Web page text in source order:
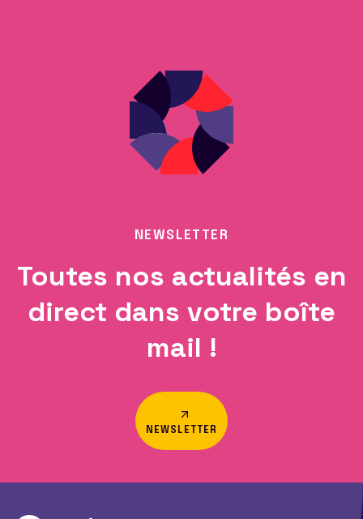
NEWSLETTER
Toutes nos actualités en
direct dans votre boîte
mail !
NEWSLETTER